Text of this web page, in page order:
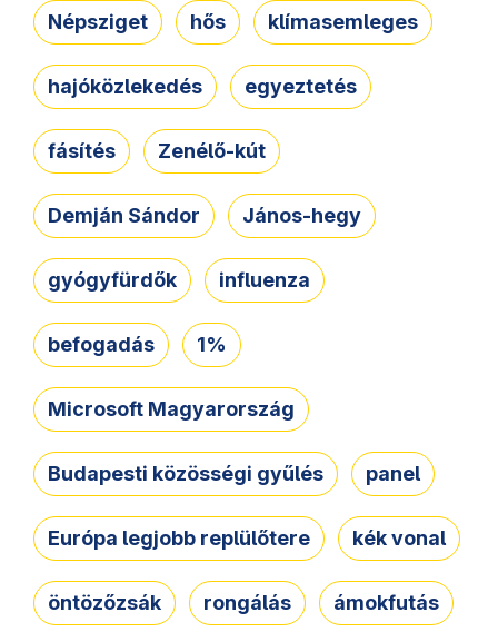
Népsziget hős klímasemleges
hajóközlekedés egyeztetés
fásítés Zenélő-kút
Demján Sándor János-hegy
gyógyfürdők influenza
befogadás 1%
Microsoft Magyarország
Budapesti közösségi gyűlés panel
Európa legjobb replülőtere kék vonal
öntözőzsák rongálás ámokfutás